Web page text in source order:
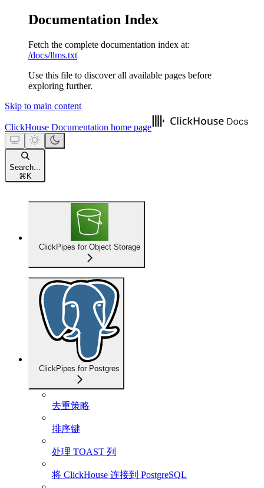
Documentation Index
Fetch the complete documentation index at:
/docs/llms.txt
Use this file to discover all available pages before
exploring further.
Skip to main content
ClickHouse Documentation home page
Search...
⌘ K
ClickPipes for Object Storage
ClickPipes for Postgres
去重策略
排序键
处理 TOAST 列
将 ClickHouse 连接到 PostgreSQL